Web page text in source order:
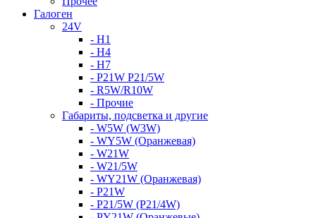
Галоген
24V
- H1
- H4
- H7
- P21W P21/5W
- R5W/R10W
- Прочие
Габариты, подсветка и другие
- W5W (W3W)
- WY5W (Оранжевая)
- W21W
- W21/5W
- WY21W (Оранжевая)
- P21W
- P21/5W (P21/4W)